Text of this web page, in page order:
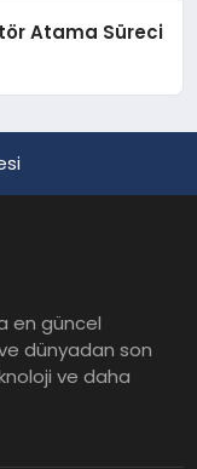
Atama Süreci
en güncel
dünyadan son
ve daha